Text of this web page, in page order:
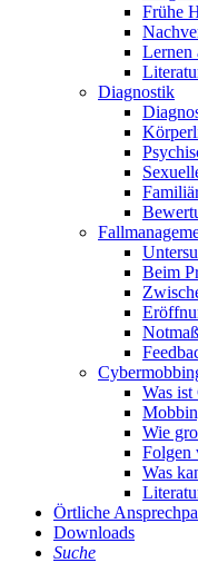
Frühe
Lernen
Diagnostik
Beim
Was
Wie
Folgen
Was
Örtliche
Downloads
Suche